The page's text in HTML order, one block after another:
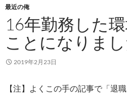
最近の俺
16年勤務した
ことになりま
2019年2月23日
【注】よくこの手の記事で「退